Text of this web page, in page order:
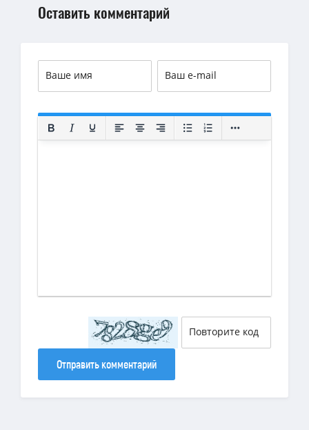
Оставить комментарий
Отправить комментарий